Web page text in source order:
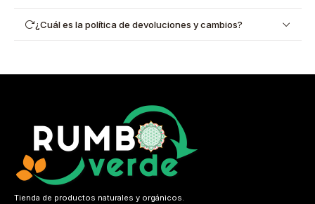
¿Cuál es la política de devoluciones y cambios?
Tienda de productos naturales y orgánicos.